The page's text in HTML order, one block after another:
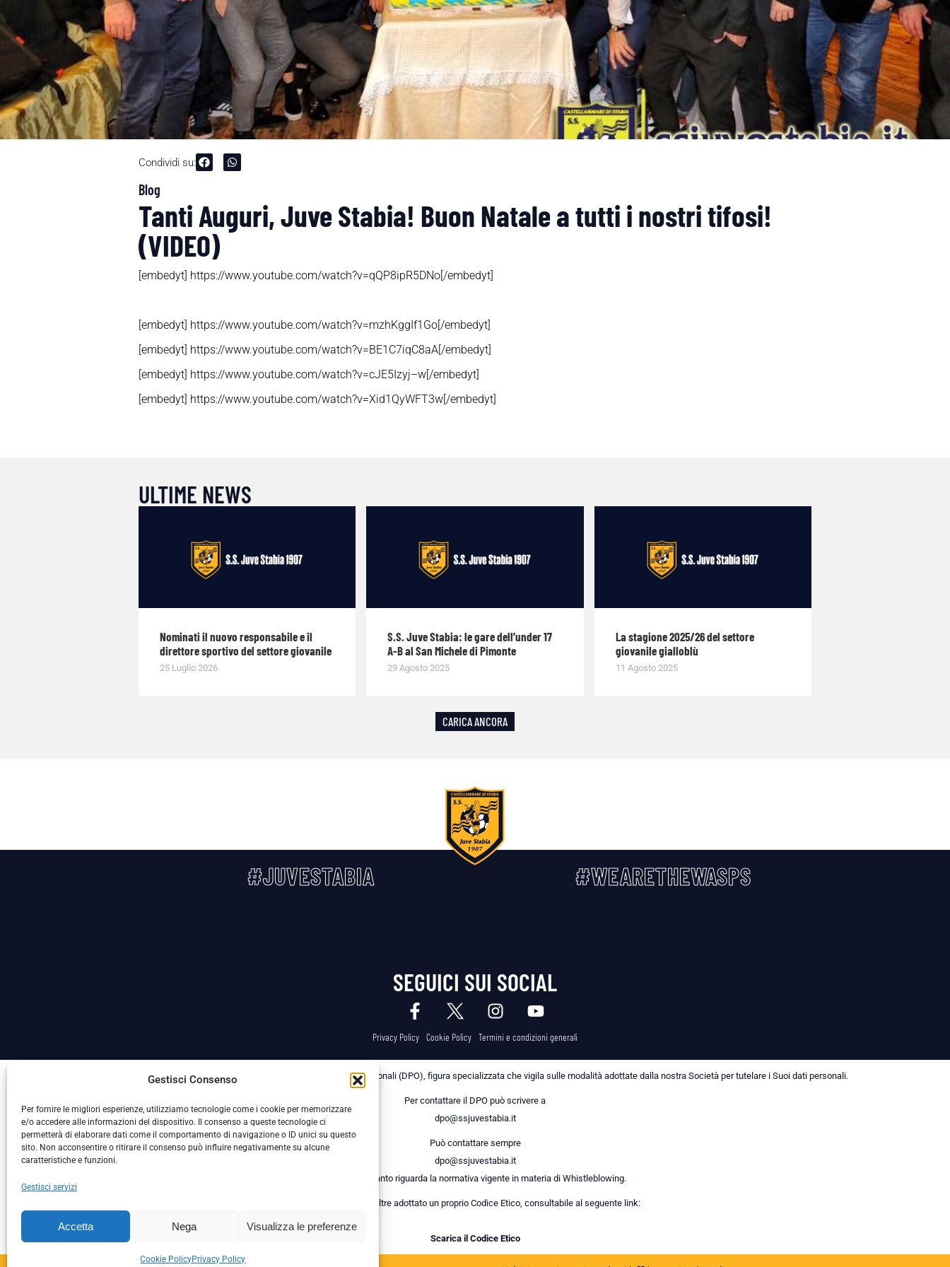
Gestisci Consenso
Per fornire le migliori esperienze, utilizziamo tecnologie come i cookie per memorizzare
e/o accedere alle informazioni del dispositivo. Il consenso a queste tecnologie ci
permetterà di elaborare dati come il comportamento di navigazione o ID unici su questo
sito. Non acconsentire o ritirare il consenso può influire negativamente su alcune
caratteristiche e funzioni.
Gestisci servizi
Accetta Nega Visualizza le preferenze
Cookie PolicyPrivacy Policy
Condividi su:
Blog
Tanti Auguri, Juve Stabia! Buon Natale a tutti i nostri tifosi!
(VIDEO)
[embedyt] https://www.youtube.com/watch?v=qQP8ipR5DNo[/embedyt]
[embedyt] https://www.youtube.com/watch?v=mzhKggIf1Go[/embedyt]
[embedyt] https://www.youtube.com/watch?v=BE1C7iqC8aA[/embedyt]
[embedyt] https://www.youtube.com/watch?v=cJE5Izyj–w[/embedyt]
[embedyt] https://www.youtube.com/watch?v=Xid1QyWFT3w[/embedyt]
ULTIME NEWS
Nominati il nuovo responsabile e il
direttore sportivo del settore giovanile
25 Luglio 2026
S.S. Juve Stabia: le gare dell’under 17
A-B al San Michele di Pimonte
29 Agosto 2025
La stagione 2025/26 del settore
giovanile gialloblù
11 Agosto 2025
CARICA ANCORA
#JUVESTABIA #WEARETHEWASPS
SEGUICI SUI SOCIAL
Privacy Policy Cookie Policy Termini e condizioni generali
La Società ha nominato il Responsabile della Protezione dei Dati Personali (DPO), figura specializzata che vigila sulle modalità adottate dalla nostra Società per tutelare i Suoi dati personali.
Per contattare il DPO può scrivere a
dpo@ssjuvestabia.it
Può contattare sempre
dpo@ssjuvestabia.it
anche per quanto riguarda la normativa vigente in materia di Whistleblowing.
La Società ha inoltre adottato un proprio Codice Etico, consultabile al seguente link:
Scarica il Codice Etico